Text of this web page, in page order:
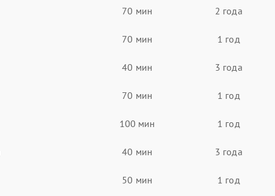
70 мин 2 года
70 мин 1 год
40 мин 3 года
70 мин 1 год
100 мин 1 год
40 мин 3 года
50 мин 1 год